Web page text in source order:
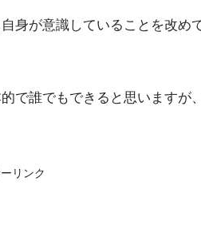
身が意識していることを改め
で誰でもできると思いますが
リンク